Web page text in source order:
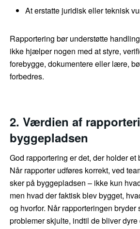
At erstatte juridisk eller teknisk
Rapportering bør understøtte
ikke hjælper nogen med at styre,
forebygge, dokumentere eller lære,
forbedres.
2. Værdien af
byggepladsen
God rapportering er det, der holder
Når rapporter udføres korrekt, ved
sker på byggepladsen – ikke kun
men hvad der faktisk blev bygget,
og hvorfor. Når rapporteringen bryder
problemer skjulte, indtil de bliver